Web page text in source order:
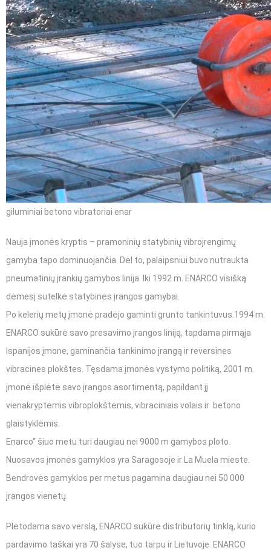
giluminiai betono vibratoriai enar
Nauja įmonės kryptis – pramoninių statybinių vibroįrengimų
gamyba tapo dominuojančia. Dėl to, palaipsniui buvo nutraukta
pneumatinių įrankių gamybos linija. Iki 1992 m. ENARCO visišką
dėmesį sutelkė statybinės įrangos gamybai.
Po kelerių metų įmonė pradėjo gaminti grunto tankintuvus.1994 m.
ENARCO sukūrė savo presavimo įrangos liniją, tapdama pirmąja
Ispanijos įmone, gaminančia tankinimo įrangą ir reversines
vibracines plokštes. Tęsdama įmonės vystymo politiką, 2001 m.
įmonė išplėtė savo įrangos asortimentą, papildant jį
vienakryptėmis vibroplokštėmis, vibraciniais volais ir betono
glaistyklėmis.
Enarco“ šiuo metu turi daugiau nei 9000 m gamybos ploto.
Nuosavos įmonės gamyklos yra Saragosoje ir La Muela mieste.
Bendrovės gamyklos per metus pagamina daugiau nei 50 000
įrangos vienetų.
Plėtodama savo verslą, ENARCO sukūrė distributorių tinklą, kurio
pardavimo taškai yra 70 šalyse, tuo tarpu ir Lietuvoje. ENARCO